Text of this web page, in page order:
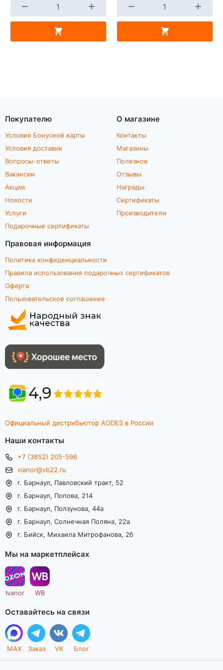
Покупателю
Условия Бонусной карты
Условия доставки
Вопросы-ответы
Вакансии
Акции
Новости
Услуги
Подарочные сертификаты
О магазине
Контакты
Магазины
Полезное
Отзывы
Награды
Сертификаты
Производители
Правовая информация
Политика конфиденциальности
Правила использования подарочных сертификатов
Оферта
Пользовательское соглашение
Официальный дистрибьютор AODES в России
Наши контакты
+7 (3852) 205-596
vianor@vb22.ru
г. Барнаул, Павловский тракт, 52
г. Барнаул, Попова, 214
г. Барнаул, Ползунова, 44а
г. Барнаул, Солнечная Поляна, 22а
г. Бийск, Михаила Митрофанова, 2б
Мы на маркетплейсах
Ivanor WB
Оставайтесь на связи
MAX Заказ VK Блог